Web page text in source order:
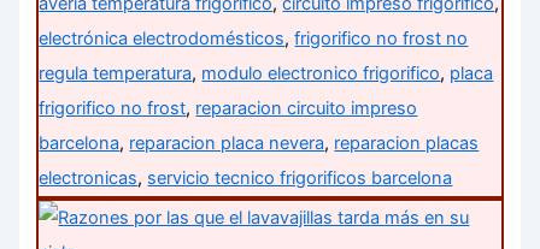
electrónica electrodomésticos,frigorifico no frost no
regula temperatura, modulo electronico frigorifico, placa
frigorifico no frost, reparacion circuito impreso
barcelona, reparacion placa nevera, reparacion placas
electronicas, servicio tecnico frigorificos barcelona